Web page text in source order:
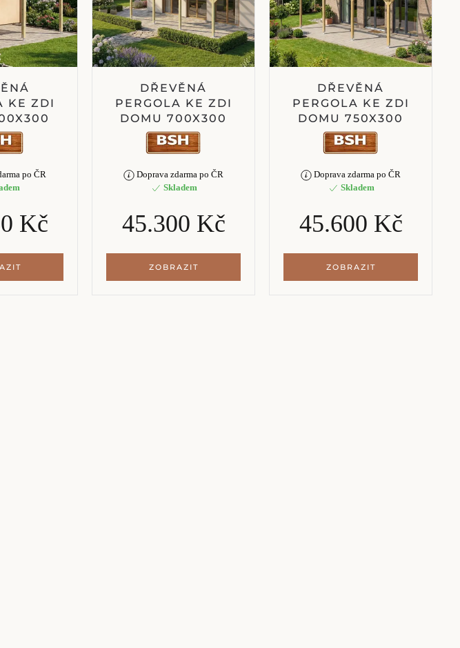
KE ZDI
po ČR
Kč
DŘEVĚNÁ
PERGOLA KE ZDI
DOMU 700X300
Doprava zdarma po ČR
Skladem
45.300 Kč
ZOBRAZIT
DŘEVĚNÁ
PERGOLA KE ZDI
DOMU 750X300
Doprava zdarma po ČR
Skladem
45.600 Kč
ZOBRAZIT